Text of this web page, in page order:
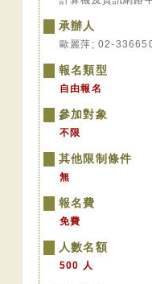
承辦人
歐麗萍; 02-
報名類型
自由報名
參加對象
不限
其他限制條件
無
報名費
免費
人數名額
500 人